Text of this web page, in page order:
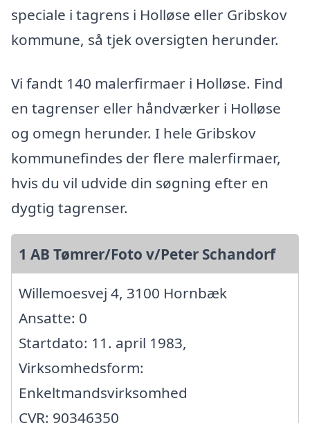
speciale i tagrens i Holløse eller Gribskov
kommune, så tjek oversigten herunder.
Vi fandt 140 malerfirmaer i Holløse. Find
en tagrenser eller håndværker i Holløse
og omegn herunder. I hele Gribskov
kommunefindes der flere malerfirmaer,
hvis du vil udvide din søgning efter en
dygtig tagrenser.
1 AB Tømrer/Foto v/Peter Schandorf
Willemoesvej 4, 3100 Hornbæk
Ansatte: 0
Startdato: 11. april 1983,
Virksomhedsform:
Enkeltmandsvirksomhed
CVR: 90346350